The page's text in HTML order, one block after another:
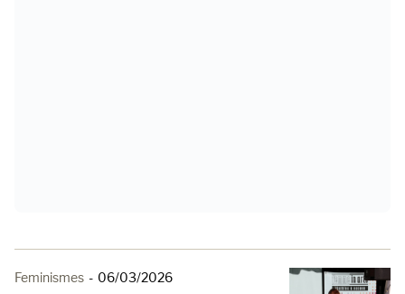
Feminismes - 06/03/2026